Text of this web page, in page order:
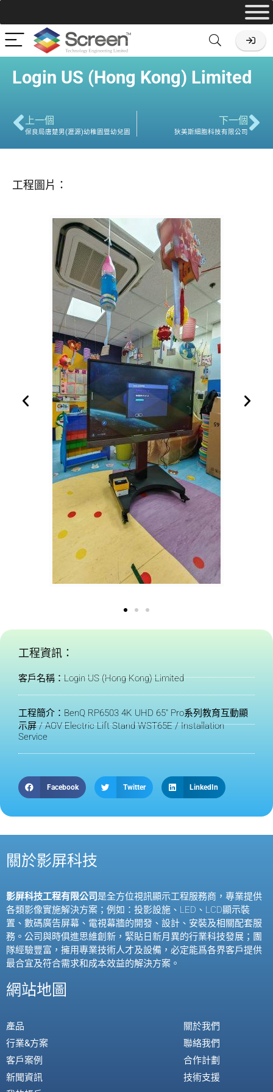
Login US (Hong Kong) Limited
上一個
保良局唐楚男(瀝源)幼稚園暨幼兒園
下一個
狄美斯細胞科技有限公司
工程圖片：
工程資訊：
客戶名稱：Login US (Hong Kong) Limited
工程簡介：BenQ RP6503 4K UHD 65" Pro系列教育互動顯
示屏 / AOV Electric Lift Stand WST65E / Installation
Service
Facebook Twitter LinkedIn
關於影屏科技
影屏科技工程有限公司是全方位視訊顯示工程服務商，專業提供
各類影像實施解決方案；例如：投影設施、 LED 、 LCD顯示裝
置、數碼廣告屏幕、電視幕牆的開發、設計、安裝及相關配套服
務。公司與時俱進思維創新，緊貼日新月異的行業科技發展；團
隊經驗豐富，擁用專業技術人才及設備，必定能爲各界客戶提供
最合宜及符合需求和成本效益的解決方案。
網站地圖
產品
行業&方案
客戶案例
新聞資訊
關於我們
聯絡我們
合作計劃
技術支援